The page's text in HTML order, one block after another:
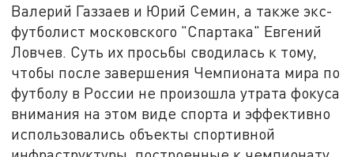
Валерий Газзаев и Юрий Семин, а также экс-
футболист московского "Спартака" Евгений
Ловчев. Суть их просьбы сводилась к тому,
чтобы после завершения Чемпионата мира по
футболу в России не произошла утрата фокуса
внимания на этом виде спорта и эффективно
использовались объекты спортивной